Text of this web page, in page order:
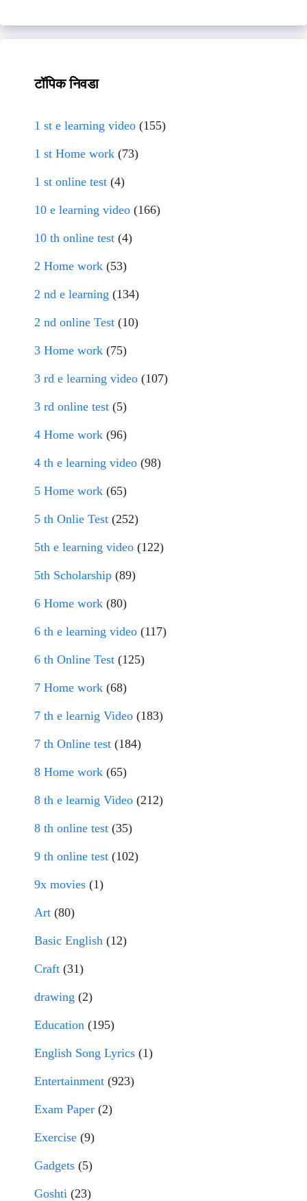
टॉपिक निवडा
1 st e learning video (155)
1 st Home work (73)
1 st online test (4)
10 e learning video (166)
10 th online test (4)
2 Home work (53)
2 nd e learning (134)
2 nd online Test (10)
3 Home work (75)
3 rd e learning video (107)
3 rd online test (5)
4 Home work (96)
4 th e learning video (98)
5 Home work (65)
5 th Onlie Test (252)
5th e learning video (122)
5th Scholarship (89)
6 Home work (80)
6 th e learning video (117)
6 th Online Test (125)
7 Home work (68)
7 th e learnig Video (183)
7 th Online test (184)
8 Home work (65)
8 th e learnig Video (212)
8 th online test (35)
9 th online test (102)
9x movies (1)
Art (80)
Basic English (12)
Craft (31)
drawing (2)
Education (195)
English Song Lyrics (1)
Entertainment (923)
Exam Paper (2)
Exercise (9)
Gadgets (5)
Goshti (23)